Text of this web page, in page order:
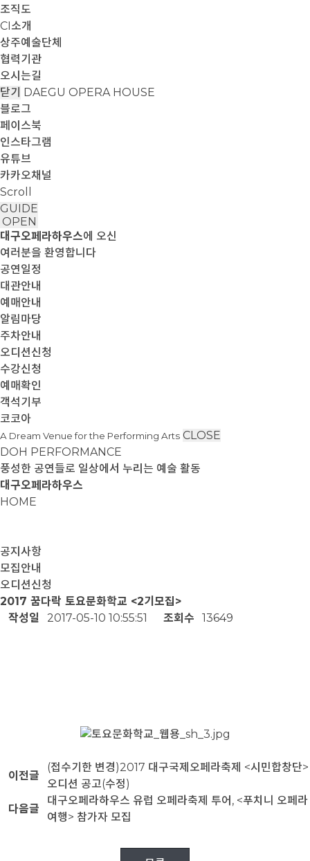
조직도
CI소개
상주예술단체
협력기관
오시는길
닫기 DAEGU OPERA HOUSE
블로그
페이스북
인스타그램
유튜브
카카오채널
Scroll
GUIDE
OPEN
대구오페라하우스에 오신
여러분을 환영합니다
공연일정
대관안내
예매안내
알림마당
주차안내
오디션신청
수강신청
예매확인
객석기부
코코아
A Dream Venue for the Performing Arts CLOSE
DOH PERFORMANCE
풍성한 공연들로 일상에서 누리는 예술 활동
대구오페라하우스
HOME
공지사항
모집안내
오디션신청
2017 꿈다락 토요문화학교 <2기모집>
작성일
2017-05-10 10:55:51 조회수 13649
이전글
(접수기한 변경)2017 대구국제오페라축제 <시민합창단>
오디션 공고(수정)
다음글
대구오페라하우스 유럽 오페라축제 투어, <푸치니 오페라
여행> 참가자 모집